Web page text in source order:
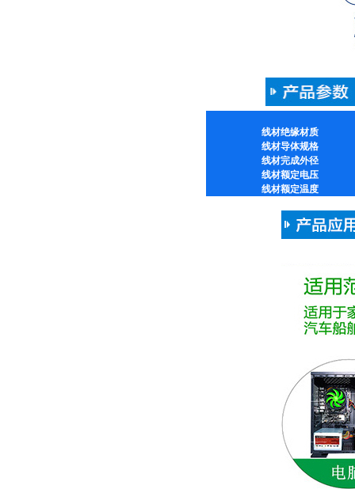
线材绝缘材质
线材导体规格
线材完成外径
线材额定电压
线材额定温度